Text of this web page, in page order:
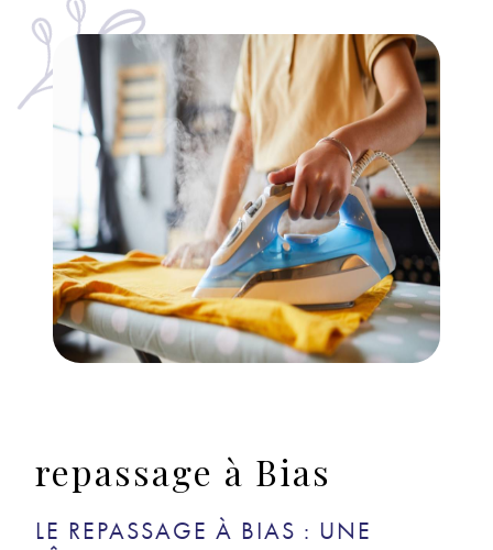
repassage à Bias
LE REPASSAGE À BIAS : UNE